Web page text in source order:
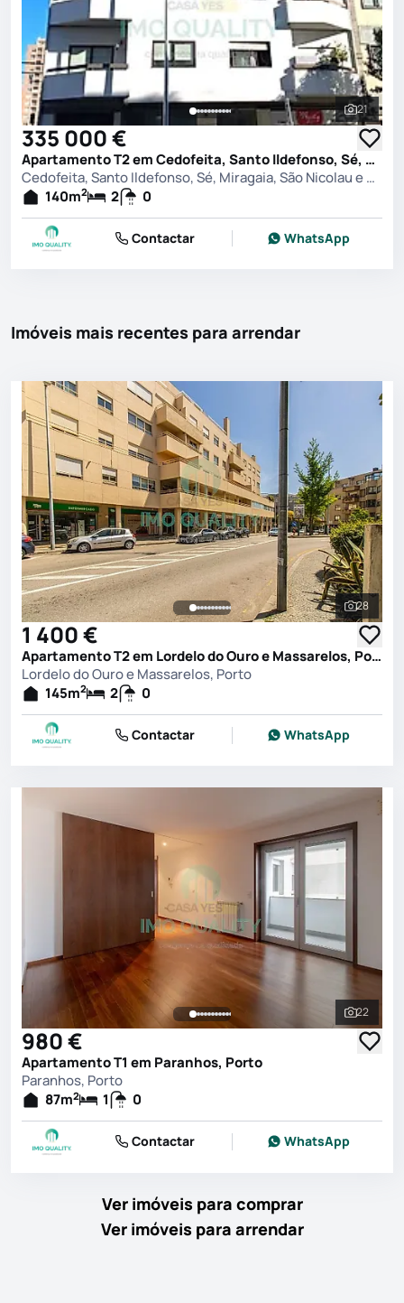
Ver
21
335 000 €
Apartamento T2 em Cedofeita, Santo Ildefonso, Sé, Miragaia, São Nicolau e Vitória, Porto
Cedofeita, Santo Ildefonso, Sé, Miragaia, São Nicolau e Vitória, Porto
140m2 2 0
Contactar WhatsApp
Imóveis mais recentes para arrendar
Ver
28
1 400 €
Apartamento T2 em Lordelo do Ouro e Massarelos, Porto
Lordelo do Ouro e Massarelos, Porto
145m2 2 0
Contactar WhatsApp
Ver
22
980 €
Apartamento T1 em Paranhos, Porto
Paranhos, Porto
87m2 1 0
Contactar WhatsApp
Ver imóveis para comprar
Ver imóveis para arrendar